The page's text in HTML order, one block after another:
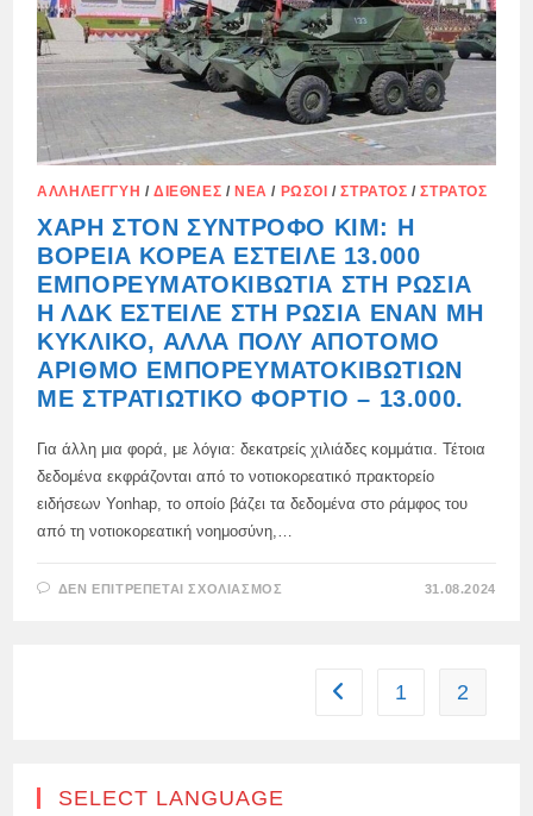
ΑΛΛΗΛΕΓΓΎΗ /ΔΙΕΘΝΈΣ / ΝΈΑ / ΡΏΣΟΙ /ΣΤΡΑΤΌΣ /ΣΤΡΑΤΌΣ
ΧΆΡΗ ΣΤΟΝ ΣΎΝΤΡΟΦΟ ΚΙΜ: Η
ΒΌΡΕΙΑ ΚΟΡΈΑ ΈΣΤΕΙΛΕ 13.000
ΕΜΠΟΡΕΥΜΑΤΟΚΙΒΏΤΙΑ ΣΤΗ ΡΩΣΊΑ
Η ΛΔΚ ΈΣΤΕΙΛΕ ΣΤΗ ΡΩΣΊΑ ΈΝΑΝ ΜΗ
ΚΥΚΛΙΚΌ, ΑΛΛΆ ΠΟΛΎ ΑΠΌΤΟΜΟ
ΑΡΙΘΜΌ ΕΜΠΟΡΕΥΜΑΤΟΚΙΒΩΤΊΩΝ
ΜΕ ΣΤΡΑΤΙΩΤΙΚΌ ΦΟΡΤΊΟ – 13.000.
Για άλλη μια φορά, με λόγια: δεκατρείς χιλιάδες κομμάτια. Τέτοια
δεδομένα εκφράζονται από το νοτιοκορεατικό πρακτορείο
ειδήσεων Yonhap, το οποίο βάζει τα δεδομένα στο ράμφος του
από τη νοτιοκορεατική νοημοσύνη,…
ΔΕΝ ΕΠΙΤΡΈΠΕΤΑΙ ΣΧΟΛΙΑΣΜΌΣ
ΒΌΡΕΙΑ
ΚΟΡΈΑ
Η
ΛΔΚ
31.08.2024
Go to the previous page
1 2
SELECT LANGUAGE